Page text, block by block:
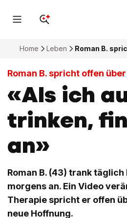
Home Leben Roman B.
Roman B. spricht offen
«Als ich
trinken,
an»
Roman B. (43) trank
morgens an. Ein Video
Therapie spricht er offen
neue Hoffnung.